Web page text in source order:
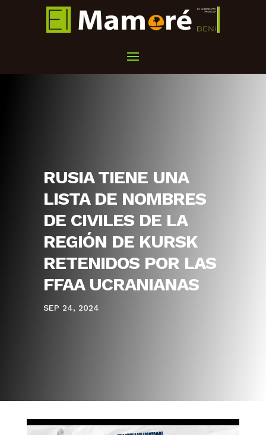
RUSIA TIENE UNA
LISTA DE NOMBRES
DE CIVILES DE LA
REGIÓN DE KURSK
RETENIDOS POR LAS
FFAA UCRANIANAS
SEP 24, 2024